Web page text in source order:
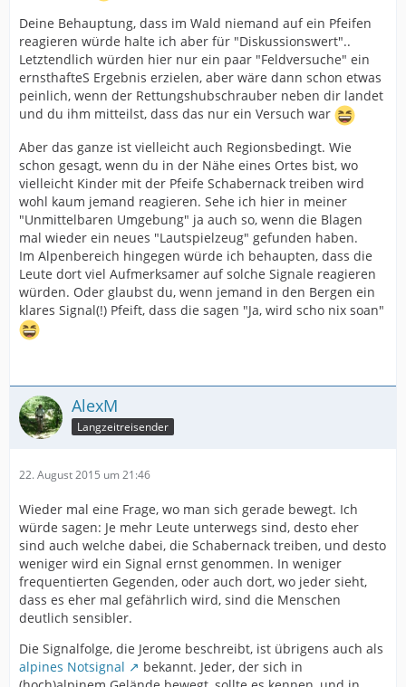
Deine Behauptung, dass im Wald niemand auf ein Pfeifen
reagieren würde halte ich aber für "Diskussionswert"..
Letztendlich würden hier nur ein paar "Feldversuche" ein
ernsthafteS Ergebnis erzielen, aber wäre dann schon etwas
peinlich, wenn der Rettungshubschrauber neben dir landet
und du ihm mitteilst, dass das nur ein Versuch war
Aber das ganze ist vielleicht auch Regionsbedingt. Wie
schon gesagt, wenn du in der Nähe eines Ortes bist, wo
vielleicht Kinder mit der Pfeife Schabernack treiben wird
wohl kaum jemand reagieren. Sehe ich hier in meiner
"Unmittelbaren Umgebung" ja auch so, wenn die Blagen
mal wieder ein neues "Lautspielzeug" gefunden haben.
Im Alpenbereich hingegen würde ich behaupten, dass die
Leute dort viel Aufmerksamer auf solche Signale reagieren
würden. Oder glaubst du, wenn jemand in den Bergen ein
klares Signal(!) Pfeift, dass die sagen "Ja, wird scho nix soan"
AlexM
Langzeitreisender
22. August 2015 um 21:46
Wieder mal eine Frage, wo man sich gerade bewegt. Ich
würde sagen: Je mehr Leute unterwegs sind, desto eher
sind auch welche dabei, die Schabernack treiben, und desto
weniger wird ein Signal ernst genommen. In weniger
frequentierten Gegenden, oder auch dort, wo jeder sieht,
dass es eher mal gefährlich wird, sind die Menschen
deutlich sensibler.
Die Signalfolge, die Jerome beschreibt, ist übrigens auch als
alpines Notsignal
bekannt. Jeder, der sich in